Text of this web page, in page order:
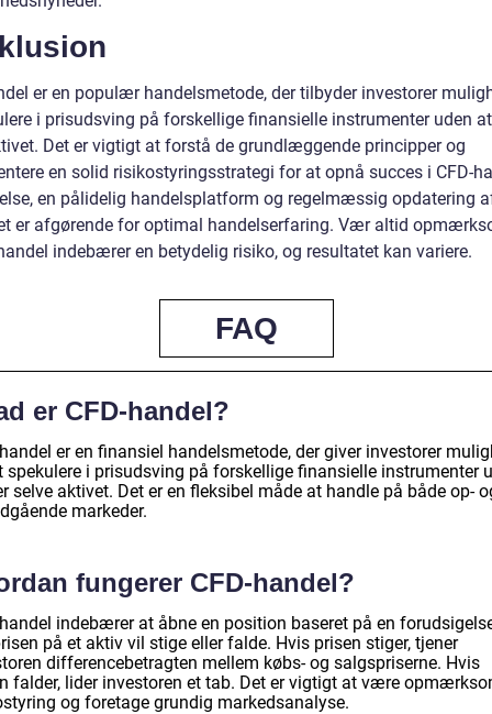
er en populær handelsmetode, der tilbyder investorer
i prisudsving på forskellige finansielle instrumenter uden
Det er vigtigt at forstå de grundlæggende principper og
en solid risikostyringsstrategi for at opnå succes i CFD-
en pålidelig handelsplatform og regelmæssig opdatering
er afgørende for optimal handelserfaring. Vær altid
indebærer en betydelig risiko, og resultatet kan variere.
FAQ
er CFD-handel?
er en finansiel handelsmetode, der giver investorer
spekulere i prisudsving på forskellige finansielle instrumenter
selve aktivet. Det er en fleksibel måde at handle på både op-
markeder.
fungerer CFD-handel?
indebærer at åbne en position baseret på en
på et aktiv vil stige eller falde. Hvis prisen stiger, tjener
differencebetragten mellem købs- og salgspriserne. Hvis
falder, lider investoren et tab. Det er vigtigt at være
og foretage grundig markedsanalyse.